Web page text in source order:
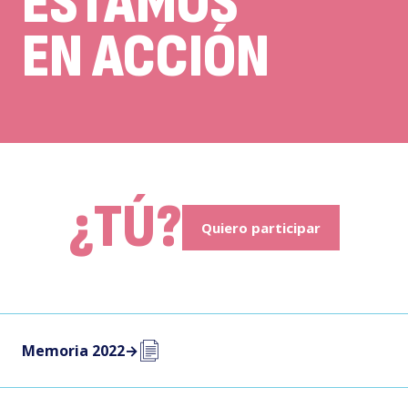
EN ACCIÓN
¿TÚ? Quiero participar
Memoria 2022→